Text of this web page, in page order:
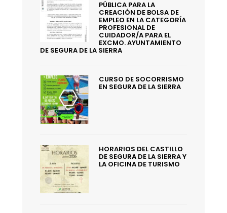
PÚBLICA PARA LA
CREACIÓN DE BOLSA DE
EMPLEO EN LA CATEGORÍA
PROFESIONAL DE
CUIDADOR/A PARA EL
EXCMO. AYUNTAMIENTO
DE SEGURA DE LA SIERRA
CURSO DE SOCORRISMO
EN SEGURA DE LA SIERRA
HORARIOS DEL CASTILLO
DE SEGURA DE LA SIERRA Y
LA OFICINA DE TURISMO